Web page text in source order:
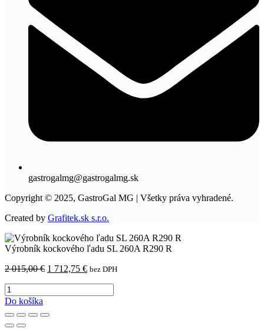
gastrogalmg@gastrogalmg.sk
Copyright © 2025, GastroGal MG | Všetky práva vyhradené.
Created by Grafitek.sk s.r.o.
Výrobník kockového ľadu SL 260A R290 R
2 015,00€ Pôvodná
1 712,75 €Aktuálna
bez DPH
množstvo
Výrobník
ľadu
Do košíka